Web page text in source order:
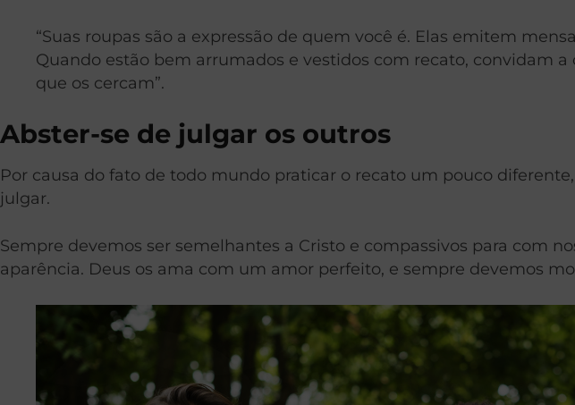
“Suas roupas são a expressão de quem você é. Elas emitem
Quando estão bem arrumados e vestidos com recato, convidam
que os cercam”.
Abster-se de julgar os outros
Por causa do fato de todo mundo praticar o recato um pouco
julgar.
Sempre devemos ser semelhantes a Cristo e compassivos para com
aparência. Deus os ama com um amor perfeito, e sempre devemos